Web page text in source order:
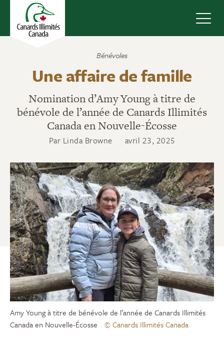
Bénévoles
Une affaire de famille
Nomination d’Amy Young à titre de
bénévole de l’année de Canards Illimités
Canada en Nouvelle-Écosse
Par Linda Browne avril 23, 2025
Amy Young à titre de bénévole de l’année de Canards Illimités
Canada en Nouvelle-Écosse
© Canards Illimités Canada